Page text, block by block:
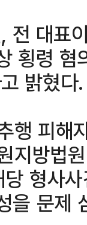
전 대표
횡령
밝혔다.
행 피해
지방법
형사
을 문제